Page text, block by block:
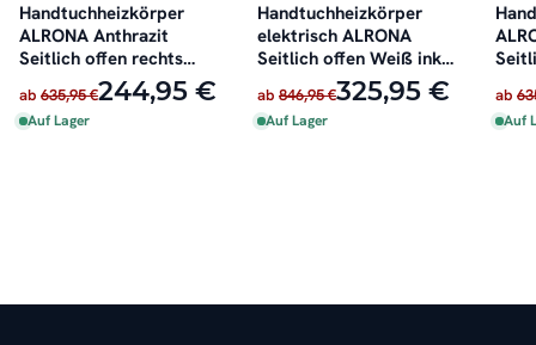
Handtuchheizkörper
ALRONA Anthrazit
Seitlich offen rechts
oder links
ab 635,95 €244,95 €
Auf Lager
Handtuchheizkörper
elektrisch ALRONA
Seitlich offen Weiß inkl.
ab 846,95 €325,95 €
Auf Lager
ab
Auf